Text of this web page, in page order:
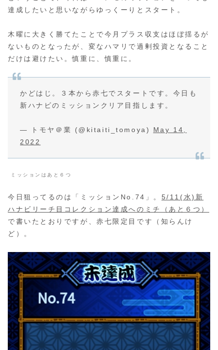
達成したいと思いながらゆっくーりとスタート。
木曜に大きく勝てたことで今月プラス収支はほぼ揺るが
ないものとなったが、変なハマリで過剰投資となること
だけは避けたい。慎重に、慎重に。
かどはじ。３本から赤七でスタートです。今日も
新ハナビのミッションクリア目指します。
— トモヤ＠業 (@kitaiti_tomoya) May 14,
2022
ミッションはあと６つ
今日狙ってるのは「ミッションNo.74」。 5/11(水)新
ハナビリーチ目コレクション達成へのミチ（あと６つ）
で書いたとおりですが、赤七限定目です（知らんけ
ど）。